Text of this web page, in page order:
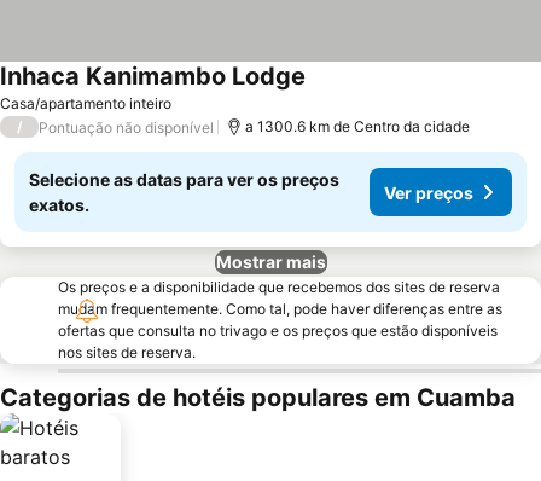
Casa/apartamento inteiro
Inhaca Kanimambo Lodge
/ Pontuação não disponível a 1300.6 km de Centro da cidade
Selecione as datas para ver os preços
exatos.
Ver preços
Mostrar mais
Os preços e a disponibilidade que recebemos dos sites de reserva
mudam frequentemente. Como tal, pode haver diferenças entre as
ofertas que consulta no trivago e os preços que estão disponíveis
nos sites de reserva.
Categorias de hotéis populares em Cuamba